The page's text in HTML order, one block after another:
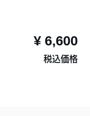
¥ 6,600
税込価格